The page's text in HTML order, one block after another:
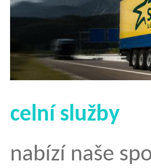
celní služby
nabízí naše